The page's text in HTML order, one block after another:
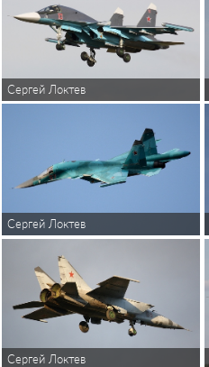
Сергей Локтев
Сергей Локтев
Сергей Локтев